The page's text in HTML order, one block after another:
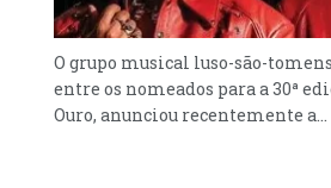
O grupo musical luso-são-
entre os nomeados para a 30ª
Ouro, anunciou recentemente a...